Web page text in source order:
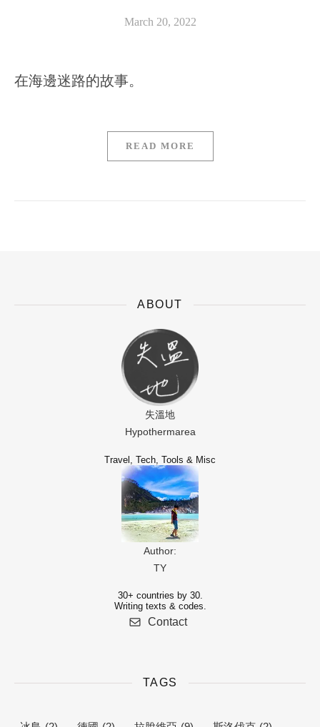
March 20, 2022
在海邊迷路的故事。
READ MORE
ABOUT
失溫地
Hypothermarea
Travel, Tech, Tools & Misc
Author:
TY
30+ countries by 30.
Writing texts & codes.
Contact
TAGS